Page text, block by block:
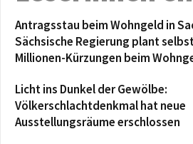
Antragsstau beim Wohngeld in
Sächsische Regierung plant
Millionen-Kürzungen beim
Licht ins Dunkel der Gewölbe:
Völkerschlachtdenkmal hat neue
Ausstellungsräume erschlossen